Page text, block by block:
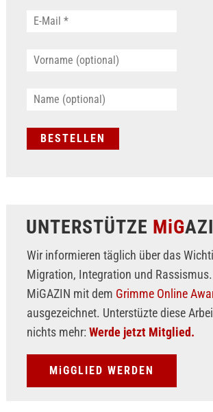
UNTERSTÜTZE MiG
Wir informieren täglich über das
Migration, Integration und
MiGAZIN mit dem Grimme Online
ausgezeichnet. Unterstüzte diese
nichts mehr: Werde jetzt Mitglied.
MiGGLIED WERDEN